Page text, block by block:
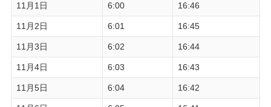
11月1日 6:00 16:46
11月2日 6:01 16:45
11月3日 6:02 16:44
11月4日 6:03 16:43
11月5日 6:04 16:42